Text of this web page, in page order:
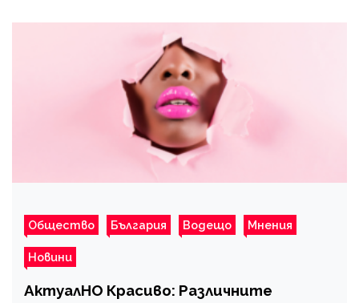
Общество България Водещо Мнения
Новини
АктуалНО Красиво: Различните